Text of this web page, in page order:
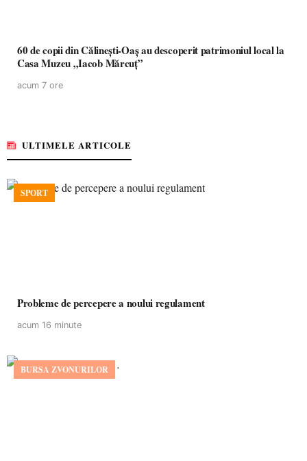
60 de copii din Călinești-Oaș au descoperit patrimoniul local la
Casa Muzeu „Iacob Mărcuț”
acum 7 ore
ULTIMELE ARTICOLE
SPORT
Probleme de percepere a noului regulament
acum 16 minute
BURSA ZVONURILOR